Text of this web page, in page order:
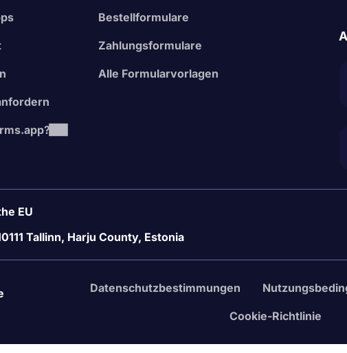
Bestellformulare
Zahlungsformulare
Alle Formularvorlagen
EU
Tallinn, Harju County, Estonia
Datenschutzbestimmungen
Cookie-Richtlinie